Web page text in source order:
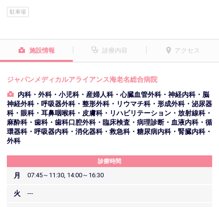
駐車場
施設情報 診療内容 アクセス
ジャパンメディカルアライアンス海老名総合病院
内科・外科・小児科・産婦人科・心臓血管外科・神経内科・脳
神経外科・呼吸器外科・整形外科・リウマチ科・形成外科・泌尿器
科・眼科・耳鼻咽喉科・皮膚科・リハビリテーション・放射線科・
麻酔科・歯科・歯科口腔外科・臨床検査・病理診断・血液内科・循
環器科・呼吸器内科・消化器科・救急科・糖尿病内科・腎臓内科・
外科
診療時間
月 07:45～11:30, 14:00～16:30
火 ---